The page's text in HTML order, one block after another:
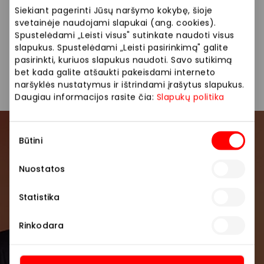
Siekiant pagerinti Jūsų naršymo kokybę, šioje
svetainėje naudojami slapukai (ang. cookies).
Spustelėdami „Leisti visus" sutinkate naudoti visus
slapukus. Spustelėdami „Leisti pasirinkimą" galite
pasirinkti, kuriuos slapukus naudoti. Savo sutikimą
bet kada galite atšaukti pakeisdami interneto
naršyklės nustatymus ir ištrindami įrašytus slapukus.
Daugiau informacijos rasite čia: Slapukų politika
pasirinkimas
Būtini
Nuostatos
Statistika
Rinkodara
📍Vieta: 2 aukštas, renginių aikštė
🗓 Data:sausio 30 – vasario 1 d.
💸 Kaina:iki 9,99 EUR
🧥Asortimentas:žiemos stilius visai šeimai
Ateik, pamatyk ir apsipirk – kol dar yra!🛍️❄️
renginius ir naujausią informaciją iš AKROPOLIS